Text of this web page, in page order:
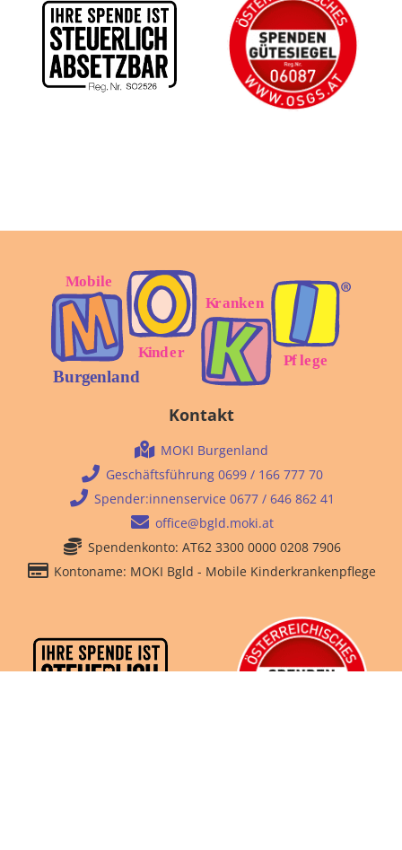
Kontakt
MOKI Burgenland
Geschäftsführung 0699 / 166 777 70
Spender:innenservice 0677 / 646 862 41
office@bgld.moki.at
Spendenkonto: AT62 3300 0000 0208 7906
Kontoname: MOKI Bgld - Mobile Kinderkrankenpflege